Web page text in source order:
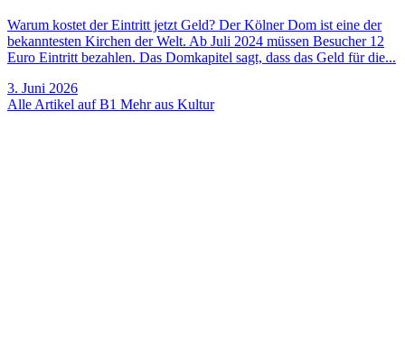
Warum kostet der Eintritt jetzt Geld? Der Kölner Dom ist eine der
bekanntesten Kirchen der Welt. Ab Juli 2024 müssen Besucher 12
Euro Eintritt bezahlen. Das Domkapitel sagt, dass das Geld für die...
3. Juni 2026
Alle Artikel auf B1 Mehr aus Kultur